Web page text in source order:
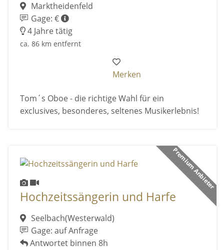
Marktheidenfeld
Gage: €
4 Jahre tätig
ca. 86 km entfernt
Merken
Tom´s Oboe - die richtige Wahl für ein
exclusives, besonderes, seltenes Musikerlebnis!
Premium Anbieter
Hochzeitssängerin und Harfe
Seelbach(Westerwald)
Gage: auf Anfrage
Antwortet binnen 8h